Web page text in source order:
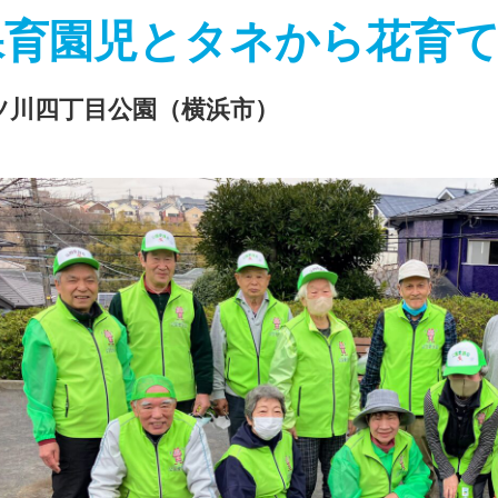
園児とタネから花育
川四丁目公園（横浜市）